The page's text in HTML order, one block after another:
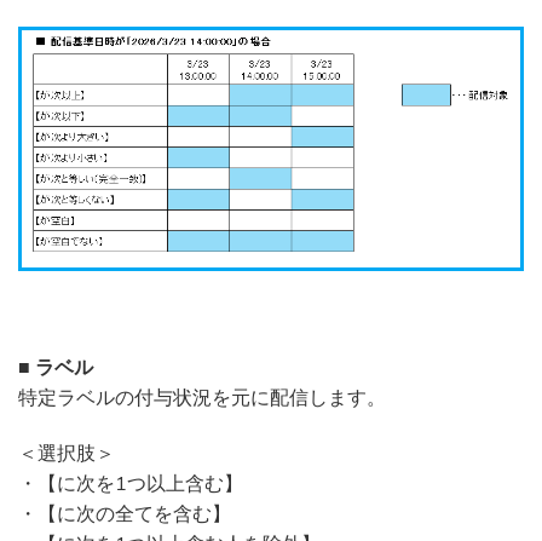
■ ラベル
特定ラベルの付与状況を元に配信します。
＜選択肢＞
・【に次を1つ以上含む】
・【に次の全てを含む】